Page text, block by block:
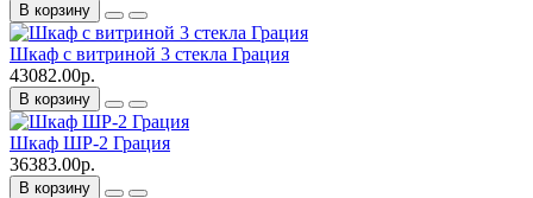
В корзину
Шкаф с витриной 3 стекла Грация
43082.00р.
В корзину
Шкаф ШР-2 Грация
36383.00р.
В корзину